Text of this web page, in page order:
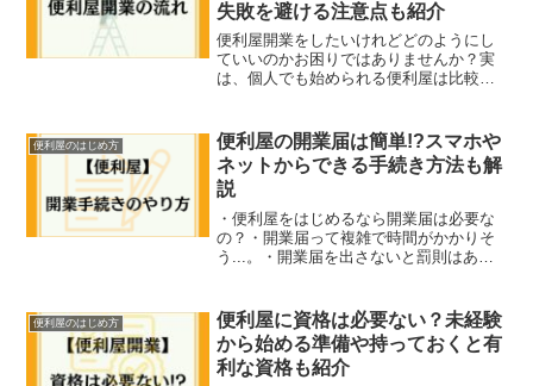
失敗を避ける注意点も紹介
便利屋開業をしたいけれどどのようにし
ていいのかお困りではありませんか？実
は、個人でも始められる便利屋は比較的
ます。本記事では便利屋開業のノウハウ
などをわかりやすく解説していきます。
便利屋のはじめ方
便利屋の開業届は簡単!?スマホや
ネットからできる手続き方法も解
説
・便利屋をはじめるなら開業届は必要な
の？・開業届って複雑で時間がかかりそ
う...。・開業届を出さないと罰則はある
とお悩みの方が多いと思いますが、結論
からいうと開業届の提...
便利屋のはじめ方
便利屋に資格は必要ない？未経験
から始める準備や持っておくと有
利な資格も紹介